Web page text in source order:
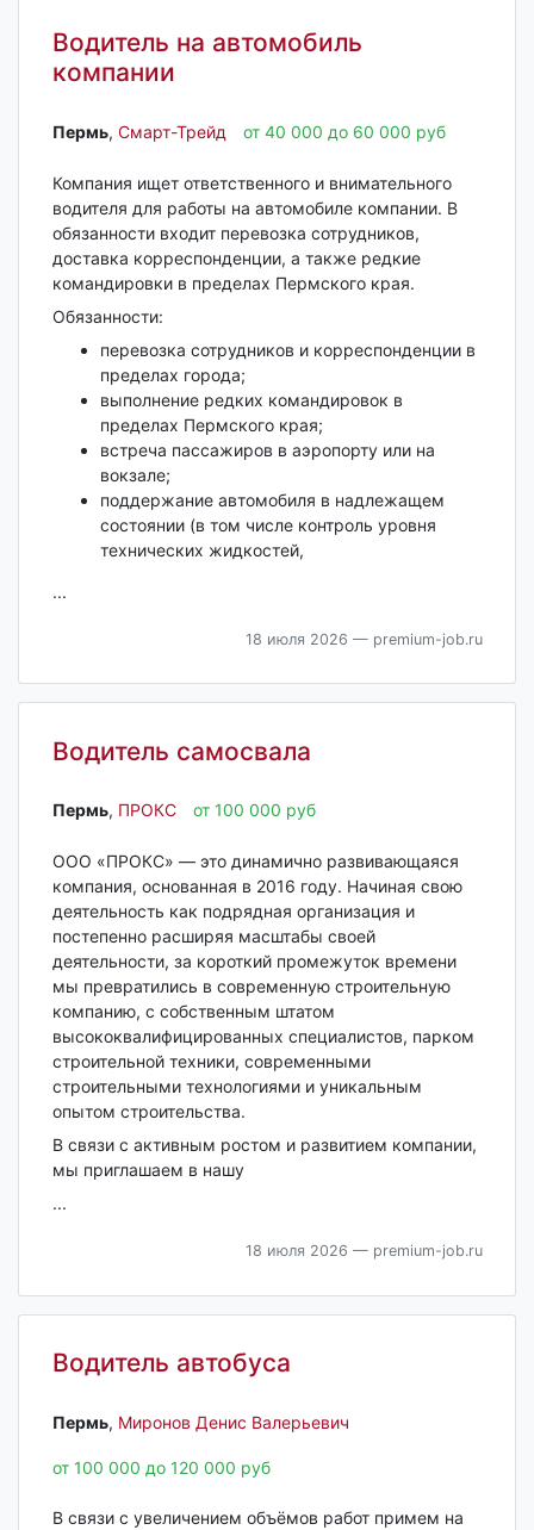
Водитель на автомобиль
компании
Пермь‎, Смарт-Трейд от 40 000 до 60 000 руб
Компания ищет ответственного и внимательного
водителя для работы на автомобиле компании. В
обязанности входит перевозка сотрудников,
доставка корреспонденции, а также редкие
командировки в пределах Пермского края.
Обязанности:
перевозка сотрудников и корреспонденции в
пределах города;
выполнение редких командировок в
пределах Пермского края;
встреча пассажиров в аэропорту или на
вокзале;
поддержание автомобиля в надлежащем
состоянии (в том числе контроль уровня
технических жидкостей,
...
18 июля 2026 — premium-job.ru
Водитель самосвала
Пермь‎, ПРОКС от 100 000 руб
ООО «ПРОКС» — это динамично развивающаяся
компания, основанная в 2016 году. Начиная свою
деятельность как подрядная организация и
постепенно расширяя масштабы своей
деятельности, за короткий промежуток времени
мы превратились в современную строительную
компанию, с собственным штатом
высококвалифицированных специалистов, парком
строительной техники, современными
строительными технологиями и уникальным
опытом строительства.
В связи с активным ростом и развитием компании,
мы приглашаем в нашу
...
18 июля 2026 — premium-job.ru
Водитель автобуса
Пермь‎, Миронов Денис Валерьевич
от 100 000 до 120 000 руб
В связи с увеличением объёмов работ примем на